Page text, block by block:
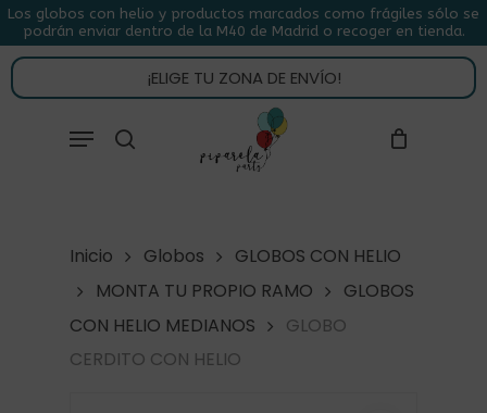
Skip
to
main
content
Los globos con helio y productos marcados como frágiles sólo se
podrán enviar dentro de la M40 de Madrid o recoger en tienda.
¡ELIGE TU ZONA DE ENVÍO!
Menu
CARRITO CLOSE
CART
Inicio Globos
GLOBOS CON HELIO
MONTA TU PROPIO RAMO
GLOBOS
CON HELIO MEDIANOS
GLOBO
CERDITO CON HELIO
Menu